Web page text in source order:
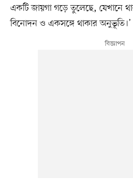
একটি জায়গা গড়ে তুলেছে, যেখানে
বিনোদন ও একসঙ্গে থাকার অনুভূতি।’